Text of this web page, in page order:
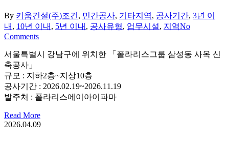
By 키움건설(주)조건 , 민간공사, 기타지역, 공사기간, 3년 이
내 , 10년 이내 , 5년 이내 , 공사유형, 업무시설, 지역No
Comments
서울특별시 강남구에 위치한 「폴라리스그룹 삼성동 사옥 신
축공사」
규모 : 지하2층~지상10층
공사기간 : 2026.02.19~2026.11.19
발주처 : 폴라리스에이아이파마
Read More
2026.04.09